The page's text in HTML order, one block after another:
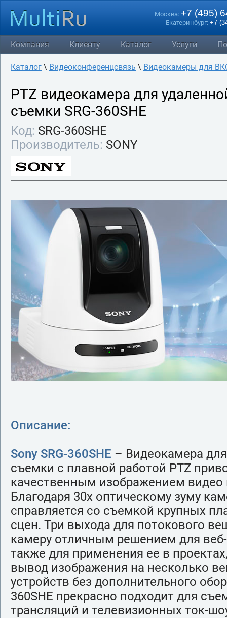
Москва: +7 (495)
Екатеринбург: +7
Компания Клиенту Каталог Услуги
Каталог \ Видеоконференцсвязь \ Видеокамеры для
PTZ видеокамера для
съемки SRG-360SHE
Код: SRG-360SHE
Производитель: SONY
Описание:
Sony SRG-360SHE – Видеокамера
съемки с плавной работой PTZ
качественным изображением видео
Благодаря 30х оптическому зуму
справляется со съемкой крупных
сцен. Три выхода для потокового
камеру отличным решением для
также для применения ее в
вывод изображения на несколько
устройств без дополнительного
360SHE прекрасно подходит для
трансляций и телевизионных ток-